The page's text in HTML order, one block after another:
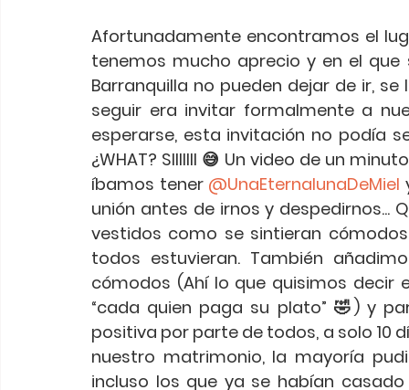
Afortunadamente encontramos el
tenemos mucho aprecio y en el que
Barranquilla no pueden dejar de ir,
seguir era invitar formalmente a
esperarse, esta invitación no podía
¿WHAT? SIIIIIII 😅 Un video de un
íbamos tener @UnaEternalunaDeMiel
unión antes de irnos y despedirnos...
vestidos como se sintieran
todos estuvieran. También
cómodos (Ahí lo que quisimos decir
“cada quien paga su plato” 🤣) y
positiva por parte de todos, a solo 10
nuestro matrimonio, la mayoría
incluso los que ya se habían